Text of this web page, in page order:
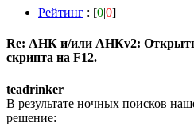
Рейтинг : [0|0]
Re: АНК и/или АНКv2: Открыть/
скрипта на F12.
teadrinker
В результате ночных поисков
решение: